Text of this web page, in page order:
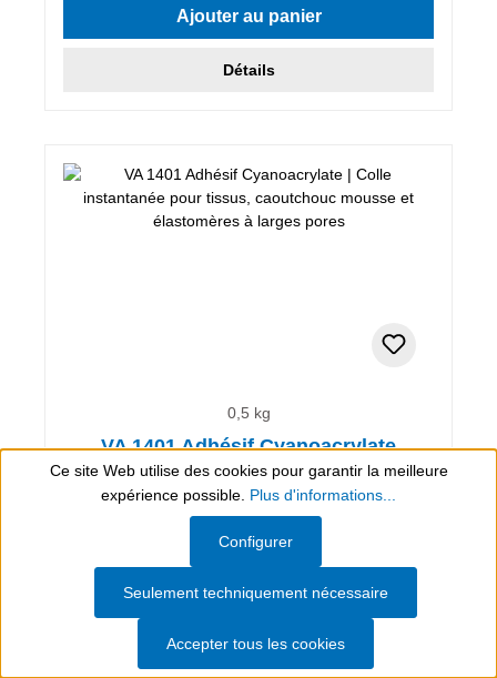
Ajouter au panier
Détails
0,5 kg
VA 1401 Adhésif Cyanoacrylate
Colle instantanée pour tissus, caoutchouc mousse et
352,57 €*(TVA incluse)
Évaluer l'article
Ce site Web utilise des cookies pour garantir la meilleure
expérience possible. Plus d'informations...
Seulement techniquement nécessaire
Configurer
Accepter tous les cookies